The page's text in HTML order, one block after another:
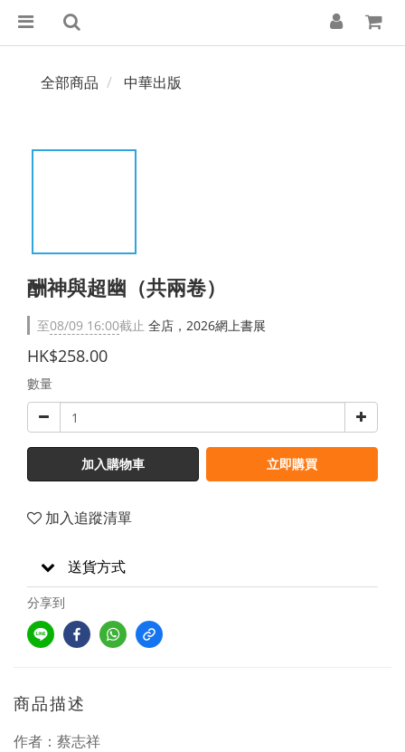
全部商品 中華出版
酬神與超幽（共兩卷）
至08/09 16:00截止 全店，2026網上書展
HK$258.00
數量
加入購物車 立即購買
加入追蹤清單
送貨方式
分享到
商品描述
作者：蔡志祥